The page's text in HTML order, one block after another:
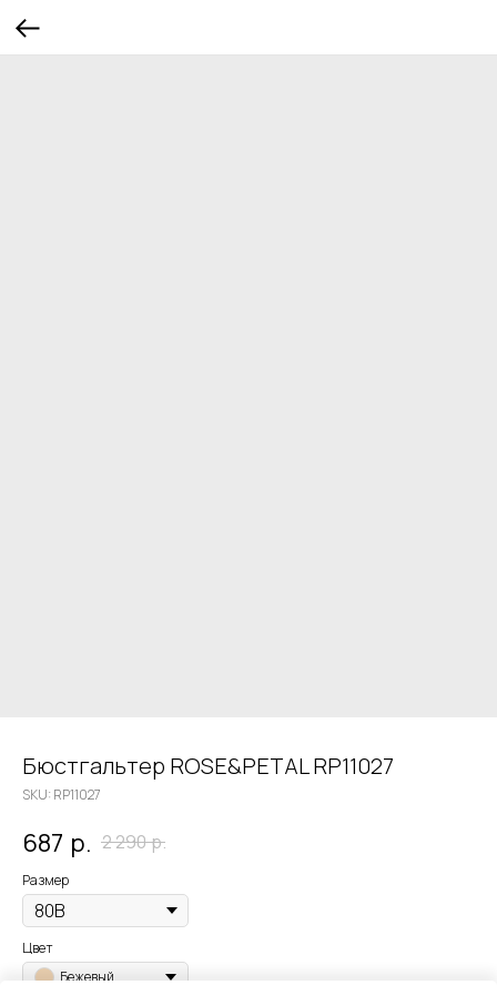
Бюстгальтер ROSE&PETAL RP11027
SKU: RP11027
687 р. 2 290р.
Размер
Цвет
Бежевый